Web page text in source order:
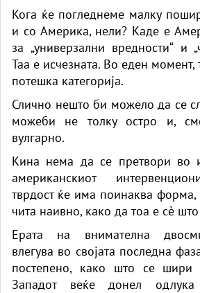
Кога ќе погледнеме малку
и со Америка, нели? Каде е
за „универзални вредности“ и
Таа е исчезната. Во еден
потешка категорија.
Слично нешто би можело да се
можеби не толку остро и,
вулгарно.
Кина нема да се претвори во
американскиот
тврдост ќе има поинаква
чита наивно, како да тоа е сè
Ерата на внимателна
влегува во својата последна
постепено, како што се шири
Западот веќе донел